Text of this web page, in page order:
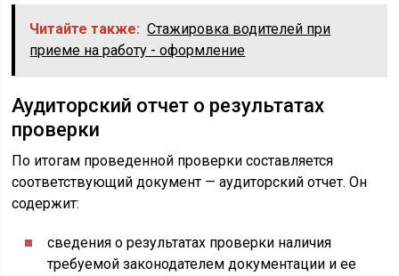
Читайте также: Стажировка водителей при
приеме на работу - оформление
Аудиторский отчет о результатах
проверки
По итогам проведенной проверки составляется
соответствующий документ — аудиторский отчет. Он
содержит:
сведения о результатах проверки наличия
требуемой законодателем документации и ее